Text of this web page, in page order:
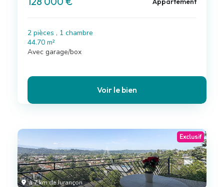
2 pièces , 1 chambre
44.70 m²
Avec garage/box
Voir le bien
à 7 km de Jurançon
Exclusif